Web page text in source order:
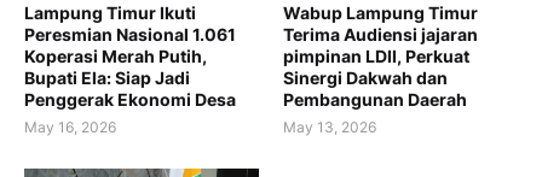
Lampung Timur Ikuti
Peresmian Nasional 1.061
Koperasi Merah Putih,
Bupati Ela: Siap Jadi
Penggerak Ekonomi Desa
May 16, 2026
Wabup Lampung Timur
Terima Audiensi jajaran
pimpinan LDII, Perkuat
Sinergi Dakwah dan
Pembangunan Daerah
May 13, 2026